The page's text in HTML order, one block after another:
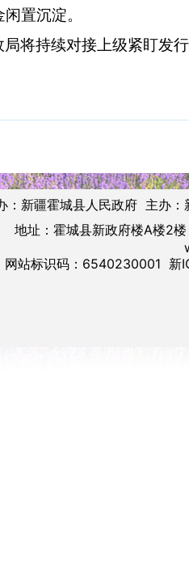
置沉淀。
将持续对接上级紧盯发
：新疆霍城县人民政府 主办
地址：霍城县新政府楼A楼
网站标识码：6540230001 新